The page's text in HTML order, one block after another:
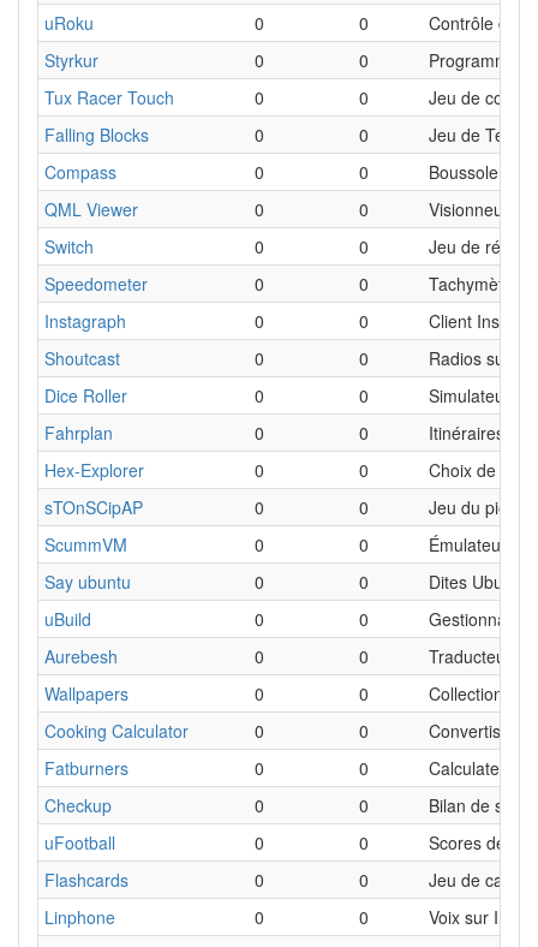
uRoku
0 0
Contrôle d'un
Styrkur
0 0
Programme
Tux Racer Touch
0 0
Jeu de
Falling Blocks
0 0
Jeu de Tétris
Compass
0 0
Boussole
QML Viewer
0 0
Visionneuse
Switch
0 0
Jeu de
Speedometer
0 0
Tachymètre
Instagraph
0 0
Client
Shoutcast
0 0
Radios sur
Dice Roller
0 0
Simulateur
Fahrplan
0 0
Itinéraires de
Hex-Explorer
0 0
Choix de
sTOnSCipAP
0 0
Jeu du
ScummVM
0 0
Émulateur de
Say ubuntu
0 0
Dites Ubuntu
uBuild
0 0
Gestionnaire
Aurebesh
0 0
Traducteur
Wallpapers
0 0
Collection de
Cooking Calculator
0 0
Fatburners
0 0
Calculateur
Checkup
0 0
Bilan de santé
uFootball
0 0
Scores de
Flashcards
0 0
Jeu de cartes
Linphone
0 0
Voix sur IP